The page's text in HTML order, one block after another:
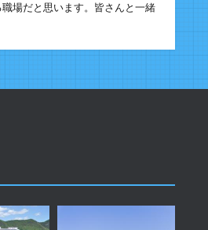
場だと思います。皆さんと一緒